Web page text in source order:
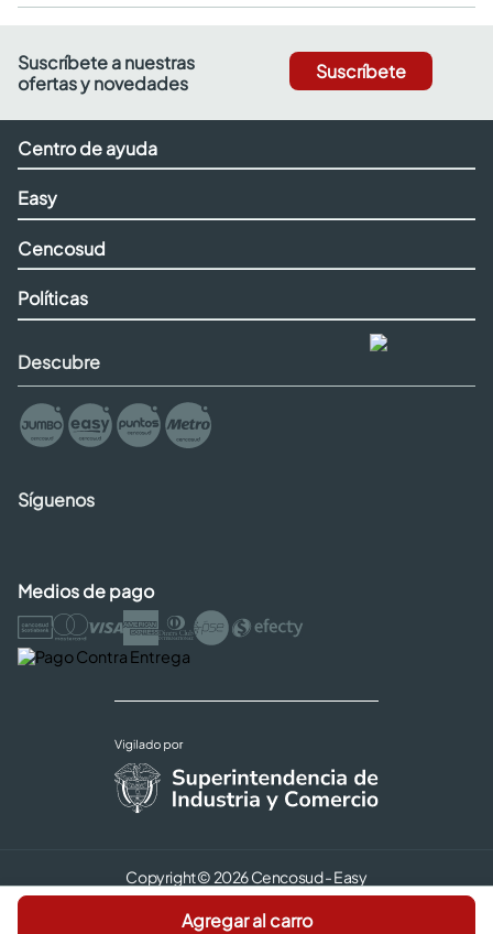
Agregar al carro
Suscríbete a nuestras
ofertas y novedades
Suscríbete
Centro de ayuda
Easy
Cencosud
Políticas
Descubre
Síguenos
Medios de pago
Copyright © 2026 Cencosud - Easy
Términos y Condiciones |
Seguridad y Privacidad |